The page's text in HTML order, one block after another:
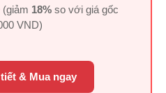
(giảm 18% so với giá gốc
VND)
& Mua ngay